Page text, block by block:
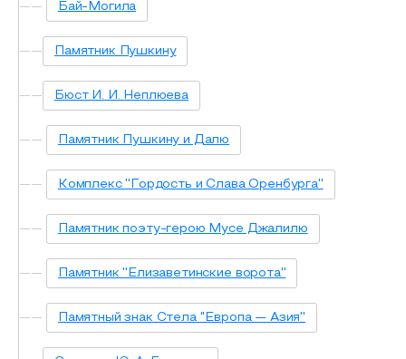
Бай-Могила
Памятник Пушкину
Бюст И. И. Неплюева
Памятник Пушкину и Далю
Комплекс ''Гордость и Слава Оренбурга''
Памятник поэту-герою Мусе Джалилю
Памятник ''Елизаветинские ворота''
Памятный знак Стела ''Европа — Азия''